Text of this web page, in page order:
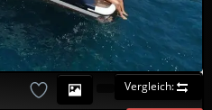
Vergleich: